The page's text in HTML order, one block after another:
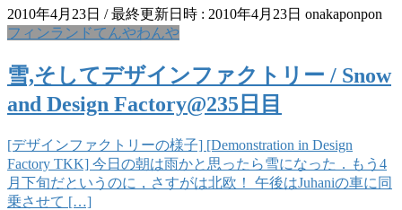
2010年4月23日 / 最終更新日時 : 2010年4月23日 onakaponpon
フィンランドてんやわんや
雪,そしてデザインファクトリー / Snow
and Design Factory@235日目
[デザインファクトリーの様子] [Demonstration in Design
Factory TKK] 今日の朝は雨かと思ったら雪になった．もう4
月下旬だというのに，さすがは北欧！ 午後はJuhaniの車に同
乗させて […]